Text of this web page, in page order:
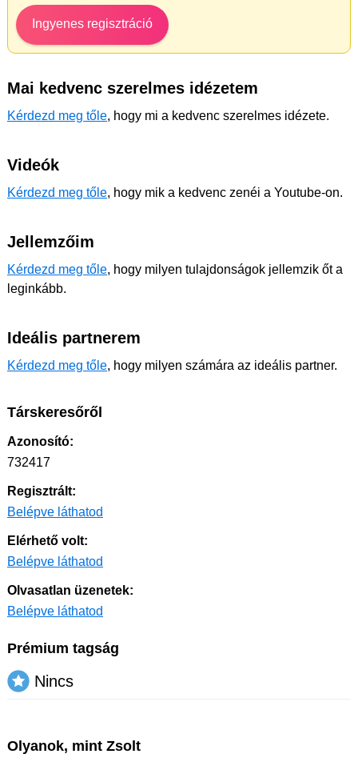
Ingyenes regisztráció
Mai kedvenc szerelmes idézetem
Kérdezd meg tőle, hogy mi a kedvenc szerelmes idézete.
Videók
Kérdezd meg tőle, hogy mik a kedvenc zenéi a Youtube-on.
Jellemzőim
Kérdezd meg tőle, hogy milyen tulajdonságok jellemzik őt a
leginkább.
Ideális partnerem
Kérdezd meg tőle, hogy milyen számára az ideális partner.
Társkeresőről
Azonosító:
732417
Regisztrált:
Belépve láthatod
Elérhető volt:
Belépve láthatod
Olvasatlan üzenetek:
Belépve láthatod
Prémium tagság
Nincs
Olyanok, mint Zsolt